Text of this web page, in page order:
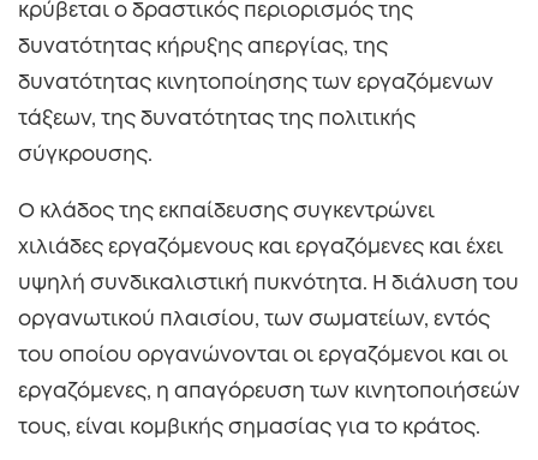
κρύβεται ο δραστικός περιορισμός της
δυνατότητας κήρυξης απεργίας, της
δυνατότητας κινητοποίησης των εργαζόμενων
τάξεων, της δυνατότητας της πολιτικής
σύγκρουσης.
Ο κλάδος της εκπαίδευσης συγκεντρώνει
χιλιάδες εργαζόμενους και εργαζόμενες και έχει
υψηλή συνδικαλιστική πυκνότητα. Η διάλυση του
οργανωτικού πλαισίου, των σωματείων, εντός
του οποίου οργανώνονται οι εργαζόμενοι και οι
εργαζόμενες, η απαγόρευση των κινητοποιήσεών
τους, είναι κομβικής σημασίας για το κράτος.